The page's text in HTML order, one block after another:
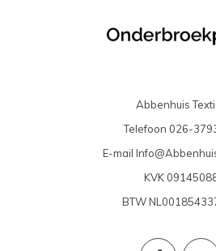
Abbenhuis
Telefoon 026-
E-mail
KVK
BTW